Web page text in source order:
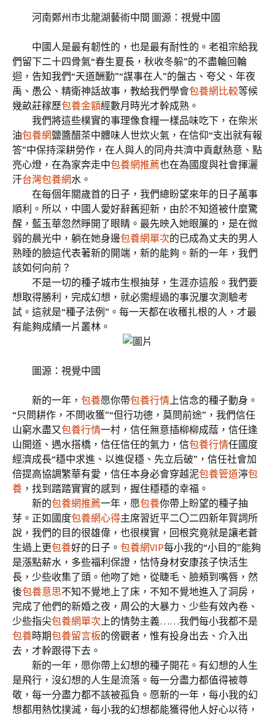
河南鄭州市北龍湖藝術中間 圖源：視覺中國
中國人是最有韌性的，也是最有耐性的。老祖宗給我
們留下二十四骨氣“春生夏長，秋收冬躲”的不盡輪回輪
迴，告知我們“天道酬勤”“謀事在人”的盤古、夸父、年夜
禹、愚公、精衛神話故事，教給我們學會包養網比較等候
幾畝莊稼歷包養金額經數月時光才幹成熟。
我們將這些樸實的事理像食糧一樣品味吃下，在柴米
油包養網鹽醬醋茶中體味人世炊火氣，在信仰“支出就有報
答”中保持深耕勞作，在人與人的同舟共濟中貢獻熱意、點
亮心燈，在為家奔走中包養網推薦也在為國度與社會揮灑
汗台灣包養網水。
在每個年關歲首的日子，我們總盼望來年的日子萬事
順利。所以，中國人愛好辭舊迎新，由於不知道被什麼驚
醒，藍玉華忽然睜開了眼睛。最先映入她眼簾的，是在微
弱的晨光中，躺在她身邊包養網單次的已成為丈夫的男人
熟睡的臉這代表著新的開端，新的能夠。新的一年，我們
該如何向前？
不是一切的種子城市生根抽芽，生涯亦這般。我們要
想取得勝利，完成幻想，就必需經過的事況屢次測驗考
試。這就是“種子法例”。每一天都在收穫扎根的人，才最
有能夠成績一片叢林。
圖源：視覺中國
新的一年， 包養愿你帶包養行情上信念的種子動身。
“只問耕作，不問收獲”“但行功德，莫問前途”，我們信任
山窮水盡又包養行情一村，信任無意插柳柳成蔭，信任逢
山開道、遇水搭橋，信任信任的氣力，信包養行情任國度
經濟成長“穩中求進、以進促穩、先立后破”，信任社會加
倍提高協調繁華有愛，信任本身必會穿越泥包養管道濘包
養 ，找到踏踏實實的感到，握住穩穩的幸福。
新的包養網推薦一年，愿包養你帶上盼望的種子抽
芽。正如國度包養網心得主席習近平二〇二四新年賀詞所
說，我們的目的很雄偉，也很樸實，回根究竟就是讓老蒼
生過上更包養好的日子。 包養網VIP每小我的“小目的”能夠
是漲點薪水，多些福利保證，怙恃身材安康孩子快活生
長，少些收集了頭。他吻了她，從睫毛、臉頰到嘴唇，然
後包養意思不知不覺地上了床，不知不覺地進入了洞房，
完成了他們的新婚之夜，周公的大暴力、少些有效內卷、
少些指尖包養網單次上的情勢主義……我們每小我都不是
包養時期包養留言板的傍觀者，惟有投身出去、介入出
去，才幹跟得下去。
新的一年，愿你帶上幻想的種子開花。有幻想的人生
是飛行，沒幻想的人生是流落。每一分盡力都值得被尊
敬，每一分盡力都不該被孤負。愿新的一年，每小我的幻
想都用熱忱撲滅，每小我的幻想都能獲得他人好心以待，